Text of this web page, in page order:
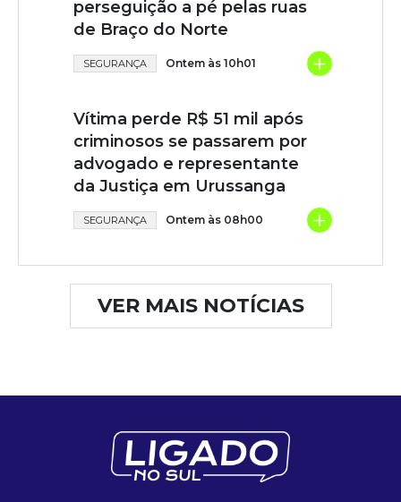
perseguição a pé pelas ruas
de Braço do Norte
SEGURANÇA Ontem às 10h01 +
Vítima perde R$ 51 mil após
criminosos se passarem por
advogado e representante
da Justiça em Urussanga
SEGURANÇA Ontem às 08h00 +
VER MAIS NOTÍCIAS